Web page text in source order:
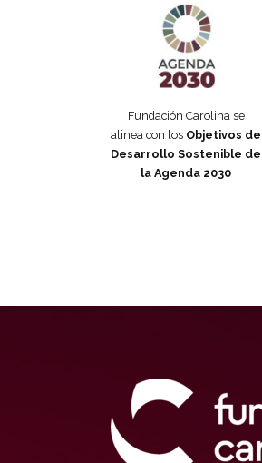
Fundación Carolina se
alinea con los Objetivos de
Desarrollo Sostenible de
la Agenda 2030